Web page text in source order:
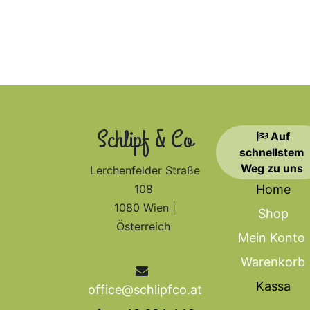
Schlipf & Co
Lerchenfelder Straße
108
1080 Wien |
Österreich
Auf
schnellstem​​​​​​​​​​​​
Weg zu uns
Home
Shop
Mein Konto
Warenkorb
Kassa
office@schlipfco.at